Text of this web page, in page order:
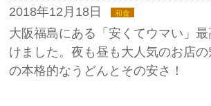
2018年12月18日 和食
大阪福島にある「安くてウマい」
けました。夜も昼も大人気のお店
の本格的なうどんとその安さ！